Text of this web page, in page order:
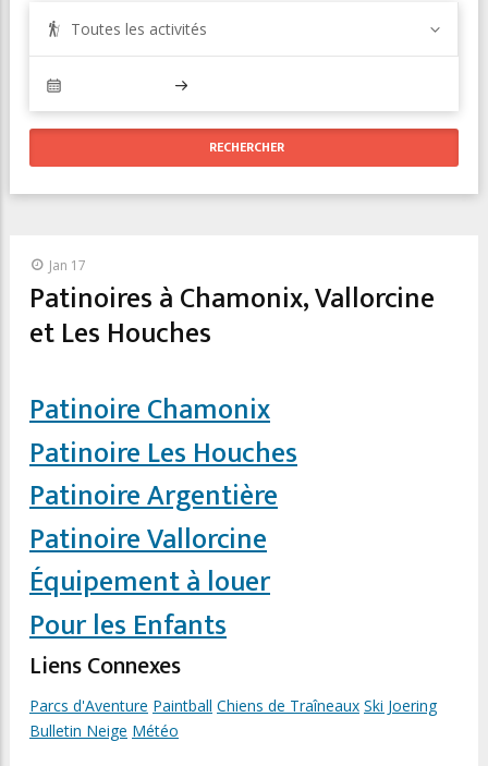
Toutes les activités
Jan 17
Patinoires à Chamonix, Vallorcine
et Les Houches
Patinoire Chamonix
Patinoire Les Houches
Patinoire Argentière
Patinoire Vallorcine
Équipement à louer
Pour les Enfants
Liens Connexes
Parcs d'Aventure Paintball Chiens de Traîneaux Ski Joering
Bulletin Neige Météo